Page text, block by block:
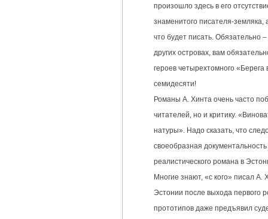
произошло здесь в его
знаменитого писателя-земляка,
что будет писать. Обязательно
других островах, вам
героев четырехтомного «Берега
семидесяти!
Романы А. Хинта очень часто
читателей, но и критику.
натуры». Надо сказать, что
своеобразная
реалистического романа в
Многие знают, «с кого» писал А.
Эстонии после выхода первого
прототипов даже предъявил